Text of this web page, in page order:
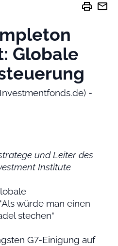
print mail
Globale
-
und Leiter des
Institute
würde man einen
stechen"
G7-Einigung auf